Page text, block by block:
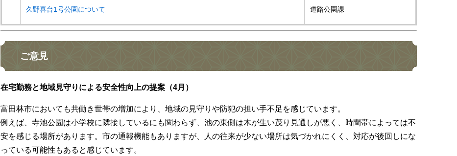
久野喜台1号公園について 道路公園課
ご意見
在宅勤務と地域見守りによる安全性向上の提案（4月）
富田林市においても共働き世帯の増加により、地域の見守りや防犯の担い手不足を感じています。
例えば、寺池公園は小学校に隣接しているにも関わらず、池の東側は木が生い茂り見通しが悪く、時間帯によっては不
安を感じる場所があります。市の通報機能もありますが、人の往来が少ない場所は気づかれにくく、対応が後回しにな
っている可能性もあると感じています。